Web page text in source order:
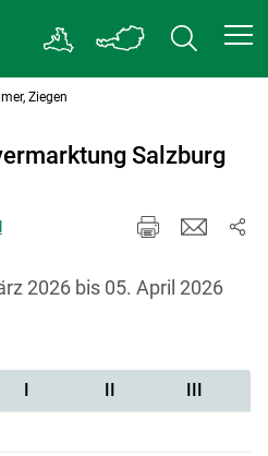
Ziegen
Salzburg
2026 bis 05. April 2026
I II
III